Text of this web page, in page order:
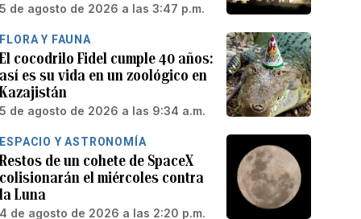
5 de agosto de 2026 a las 3:47 p.m.
FLORA Y FAUNA
El cocodrilo Fidel cumple 40 años:
así es su vida en un zoológico en
Kazajistán
5 de agosto de 2026 a las 9:34 a.m.
ESPACIO Y ASTRONOMÍA
Restos de un cohete de SpaceX
colisionarán el miércoles contra
la Luna
4 de agosto de 2026 a las 2:20 p.m.